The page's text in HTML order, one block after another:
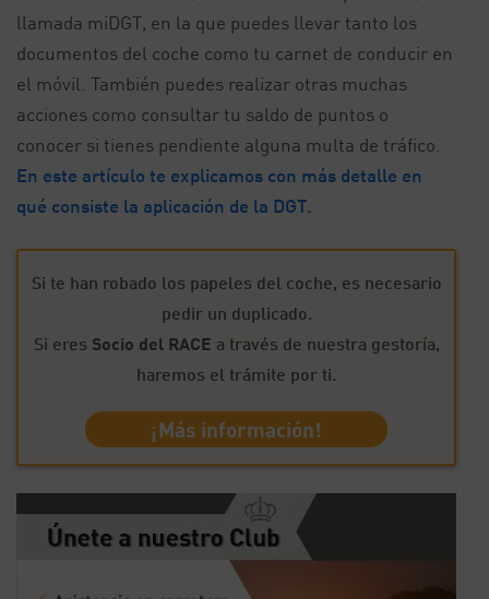
llamada miDGT, en la que puedes llevar tanto los
documentos del coche como tu carnet de conducir en
el móvil. También puedes realizar otras muchas
acciones como consultar tu saldo de puntos o
conocer si tienes pendiente alguna multa de tráfico.
En este artículo te explicamos con más detalle en
qué consiste la aplicación de la DGT.
Si te han robado los papeles del coche, es necesario
pedir un duplicado.
Si eres Socio del RACE a través de nuestra gestoría,
haremos el trámite por ti.
¡Más información!